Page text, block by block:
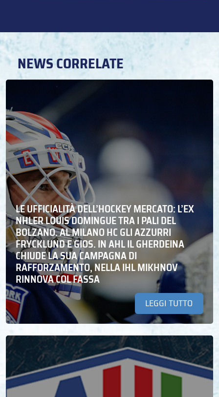
NEWS CORRELATE
LE UFFICIALITÀ DELL’HOCKEY MERCATO: L’EX
NHLER LOUIS DOMINGUE TRA I PALI DEL
BOLZANO. AL MILANO HC GLI AZZURRI
FRYCKLUND E GIOS. IN AHL IL GHERDEINA
CHIUDE LA SUA CAMPAGNA DI
RAFFORZAMENTO, NELLA IHL MIKHNOV
RINNOVA COL FASSA
LEGGI TUTTO